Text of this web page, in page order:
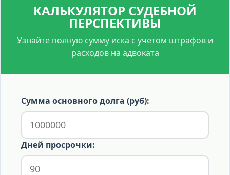
арендная плата за этот период не начисляется. В
претензии в таком случае нужно требовать
перерасчета и документально подтверждать факт
КАЛЬКУЛЯТОР СУДЕБНОЙ
ПЕРСПЕКТИВЫ
Узнайте полную сумму иска с учетом штрафов и
расходов на адвоката
Сумма основного долга (руб):
Дней просрочки: